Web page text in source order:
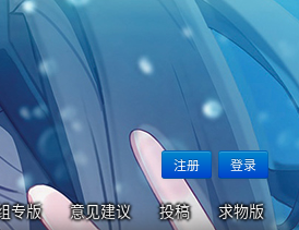
注册 登录
专版 意见建议 投稿 求物版